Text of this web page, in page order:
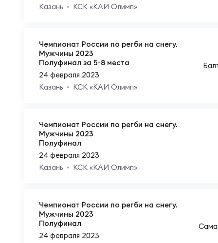
Казань
КСК «КАИ Олимп»
Чемпионат России по регби на снегу.
Мужчины 2023
Полуфинал за 5-8 места
24 февраля 2023
Казань
КСК «КАИ Олимп»
Чемпионат России по регби на снегу.
Мужчины 2023
Полуфинал
24 февраля 2023
Казань
КСК «КАИ Олимп»
Чемпионат России по регби на снегу.
Мужчины 2023
Полуфинал
24 февраля 2023